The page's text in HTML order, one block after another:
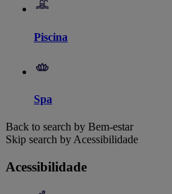
Piscina
Spa
Back to search by Bem-estar
Skip search by Acessibilidade
Acessibilidade